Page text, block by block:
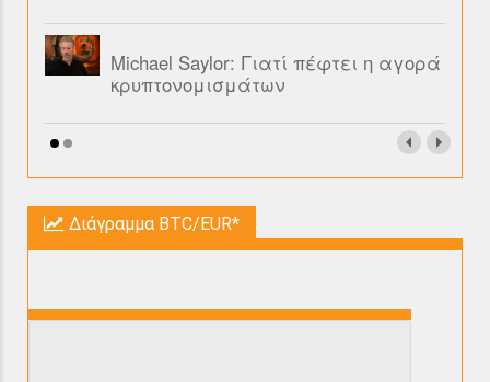
Michael Saylor: Γιατί πέφτει η αγορά
κρυπτονομισμάτων
Διάγραμμα BTC/EUR*